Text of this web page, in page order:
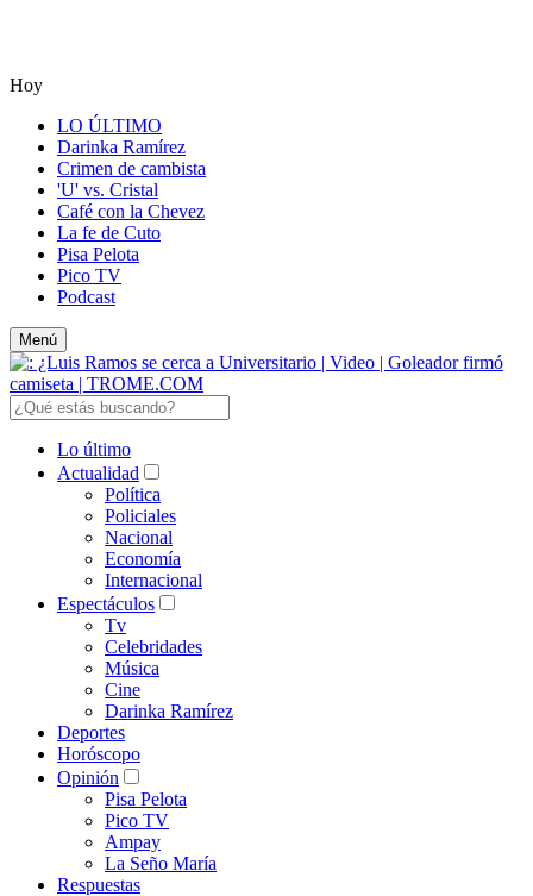
Hoy
LO ÚLTIMO
Darinka Ramírez
Crimen de cambista
'U' vs. Cristal
Café con la Chevez
La fe de Cuto
Pisa Pelota
Pico TV
Podcast
Menú
Lo último
Actualidad
Política
Policiales
Nacional
Economía
Internacional
Espectáculos
Tv
Celebridades
Música
Cine
Darinka Ramírez
Deportes
Horóscopo
Opinión
Pisa Pelota
Pico TV
Ampay
La Seño María
Respuestas